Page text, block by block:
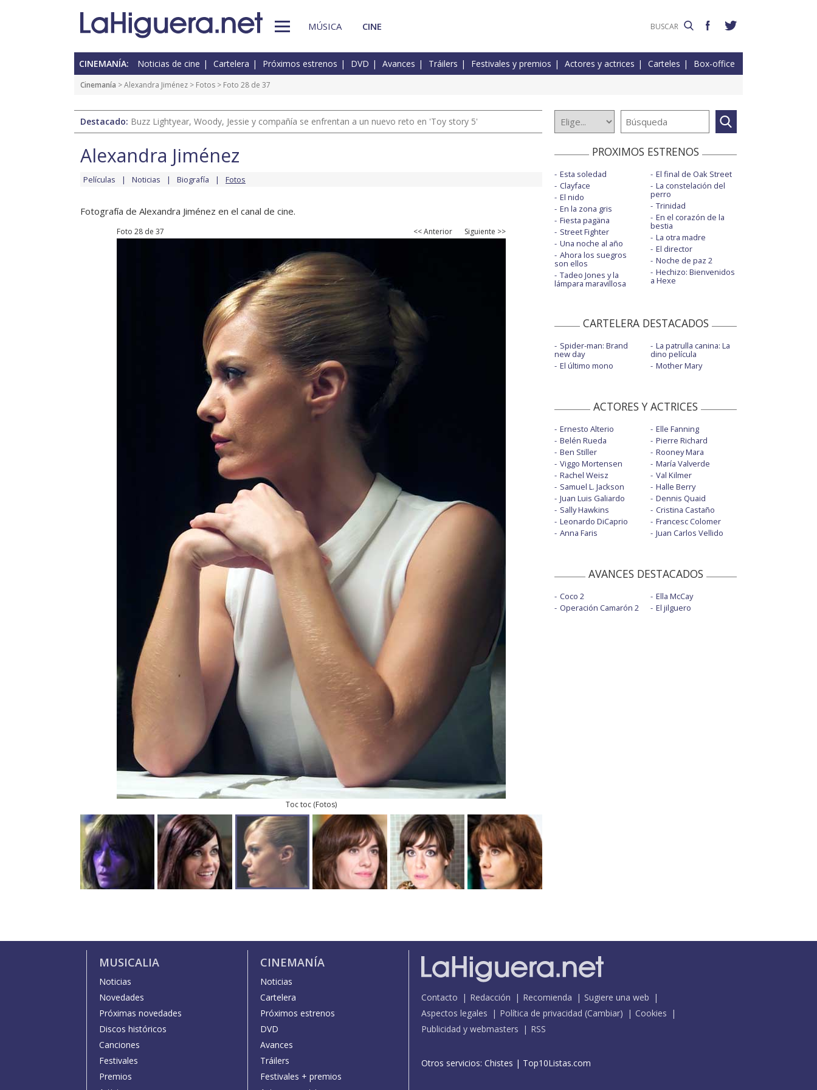
MÚSICA CINE
CINEMANÍA: Noticias de cine Cartelera Próximos estrenos DVD Avances Tráilers Festivales y premios Actores y actrices Carteles Box-office
Cinemanía >Alexandra Jiménez > Fotos > Foto 28 de 37
Destacado: Buzz Lightyear, Woody, Jessie y compañía se enfrentan a un nuevo reto en 'Toy story 5'
Alexandra Jiménez
Películas Noticias Biografía Fotos
Fotografía de Alexandra Jiménez en el canal de cine.
Foto 28 de 37 << Anterior Siguiente >>
Toc toc (Fotos)
PROXIMOS ESTRENOS
Esta soledad
Clayface
El nido
En la zona gris
Fiesta pagäna
Street Fighter
Una noche al año
Ahora los suegros
son ellos
Tadeo Jones y la
lámpara maravillosa
El final de Oak Street
La constelación del
perro
Trinidad
En el corazón de la
bestia
La otra madre
El director
Noche de paz 2
Hechizo: Bienvenidos
a Hexe
CARTELERA DESTACADOS
Spider-man: Brand
new day
El último mono
La patrulla canina: La
dino película
Mother Mary
ACTORES Y ACTRICES
Ernesto Alterio
Belén Rueda
Ben Stiller
Viggo Mortensen
Rachel Weisz
Samuel L. Jackson
Juan Luis Galiardo
Sally Hawkins
Leonardo DiCaprio
Anna Faris
Elle Fanning
Pierre Richard
Rooney Mara
María Valverde
Val Kilmer
Halle Berry
Dennis Quaid
Cristina Castaño
Francesc Colomer
Juan Carlos Vellido
AVANCES DESTACADOS
Coco 2
Operación Camarón 2
Ella McCay
El jilguero
MUSICALIA
Noticias
Novedades
Próximas novedades
Discos históricos
Canciones
Festivales
Premios
CINEMANÍA
Noticias
Cartelera
Próximos estrenos
DVD
Avances
Tráilers
Festivales + premios
Contacto Redacción Recomienda
Sugiere una web
Aspectos legales
Política de privacidad (Cambiar)
Cookies
Publicidad y webmasters
RSS
Otros servicios: Chistes | Top10Listas.com